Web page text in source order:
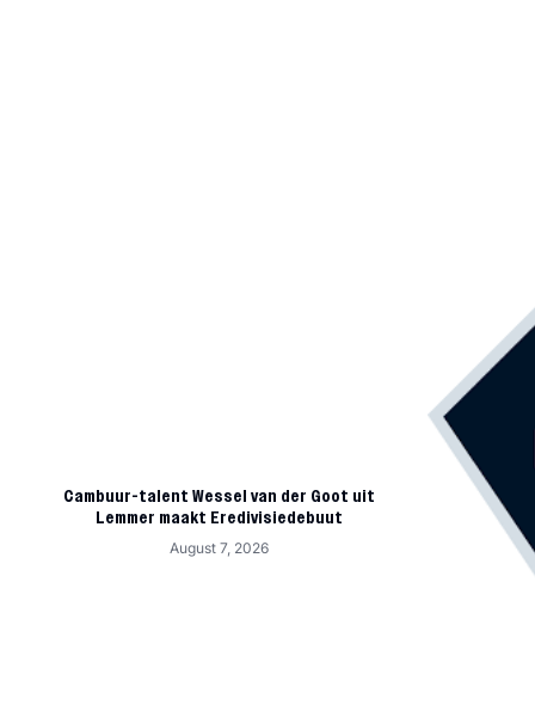
Cambuur-talent Wessel van der Goot uit
Lemmer maakt Eredivisiedebuut
August 7, 2026